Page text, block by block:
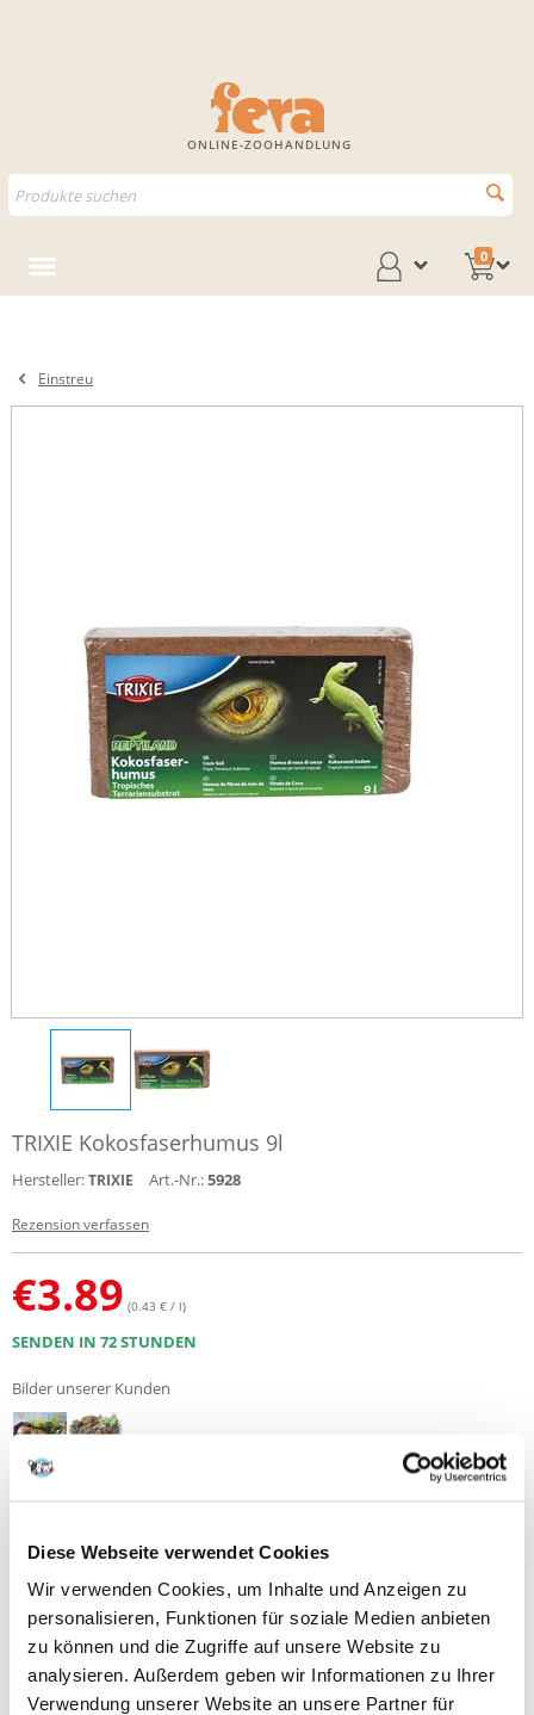
Diese Webseite verwendet Cookies
Wir verwenden Cookies, um Inhalte und Anzeigen zu
personalisieren, Funktionen für soziale Medien anbieten
zu können und die Zugriffe auf unsere Website zu
analysieren. Außerdem geben wir Informationen zu Ihrer
Verwendung unserer Website an unsere Partner für
ONLINE-ZOOHANDLUNG
0
Einstreu
TRIXIE Kokosfaserhumus 9l
Hersteller:TRIXIE Art.-Nr.:5928
Rezension verfassen
€3.89 (0.43 € / l)
SENDEN IN 72 STUNDEN
Bilder unserer Kunden
Natürliches Terrariensubstrat
Ermöglicht eine Vergrößerung des Volumens um 7- 8 fach. Sein pH-Wert
liegt zwischen 5,0 und 6,0, es ist hitzesterilisiert, enthält keine Pilze oder
Bakterien und enthält keine zusätzlichen Nährstoffe.